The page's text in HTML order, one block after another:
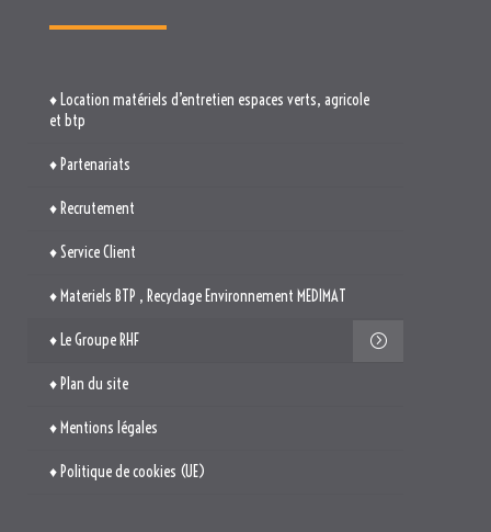
♦ Recrutement
♦ Materiels BTP , Recyclage Environnement MEDIMAT
♦ Le Groupe RHF
♦ Plan du site
♦ Mentions légales
♦ Politique de cookies (UE)
TROUVEZ-NOUS
514. Avenue Jean Monnet